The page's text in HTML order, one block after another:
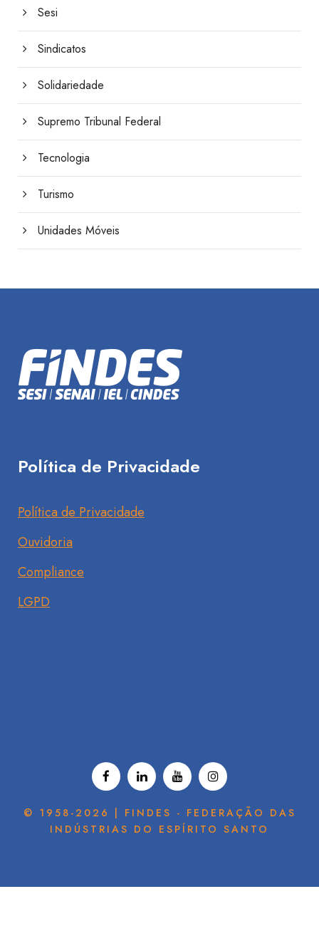
Sesi
Sindicatos
Solidariedade
Supremo Tribunal Federal
Tecnologia
Turismo
Unidades Móveis
Política de Privacidade
Política de Privacidade
Ouvidoria
Compliance
LGPD
© 1958-2026 | FINDES - FEDERAÇÃO DAS
INDÚSTRIAS DO ESPÍRITO SANTO